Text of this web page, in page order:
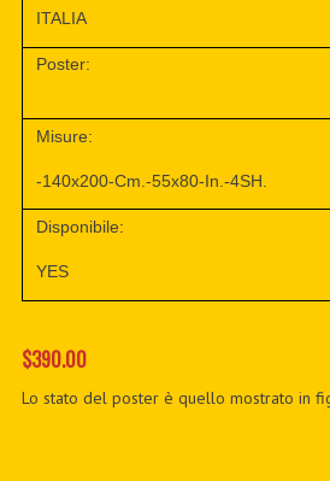
ITALIA
Poster:
Misure:
-140x200-Cm.-55x80-In.-4SH.
Disponibile:
YES
$390.00
Lo stato del poster è quello mostrato in